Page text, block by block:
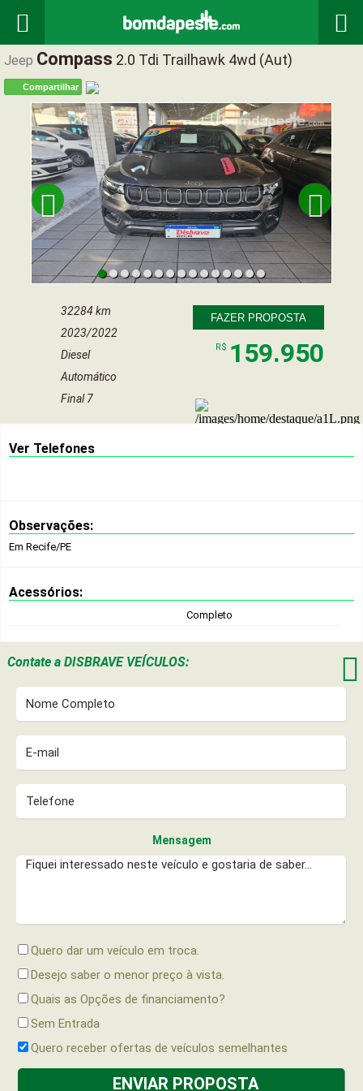
 
Jeep Compass 2.0 Tdi Trailhawk 4wd (aut)
Compartilhar
 
32284 km
2023/2022
Diesel
Automático
Final 7
FAZER PROPOSTA
R$ 159.950
Ver Telefones
Observações:
Em Recife/PE
Acessórios:
Completo
Contate a DISBRAVE VEÍCULOS: 
Mensagem
Quero dar um veículo em troca.
Desejo saber o menor preço à vista.
Quais as Opções de financiamento?
Sem Entrada
Quero receber ofertas de veículos semelhantes